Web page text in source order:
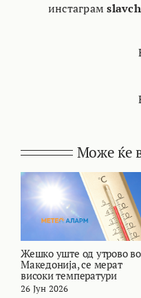
инстаграм
Може ќе
Жешко уште од утрово во
Македонија, се мерат
високи температури
26 Јун 2026